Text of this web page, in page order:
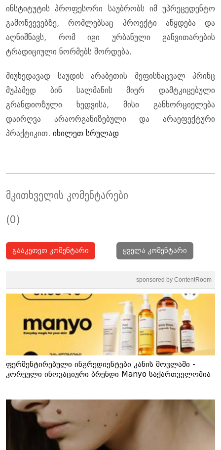
ინსტიტუტის პროფესორი საუბრობს იმ უპრეცედენტო
გამოწვევებზე, რომლებსაც პროექტი აწყდება და
აღნიშნავს, რომ იგი ურბანული განვითარების
ტრადიციული ნორმებს შორდება.
მიუხედავად საუდის არაბეთის მეფისნაცვალ პრინც
მუჰამედ ბინ სალმანის მიერ დამტკიცებული
გრანდიოზული ხედვისა, მისი განხორციელება
დაირღვა არაორგანიზებული და არაეფექტური
პრაქტიკით. იხილეთ სრულად
მკითხველის კომენტარები
(0)
გააკეთეთ კომენტარი ყველა კომენტარი
sponsored by ContentRoom
ფერმენტირებული ინგრედიენტები კანის მოვლაში -
კორეული ინოვაციური ბრენდი Manyo საქართველოშია